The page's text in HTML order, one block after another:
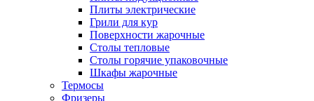
Плиты электрические
Грили для кур
Поверхности жарочные
Столы тепловые
Столы горячие упаковочные
Шкафы жарочные
Термосы
Фризеры